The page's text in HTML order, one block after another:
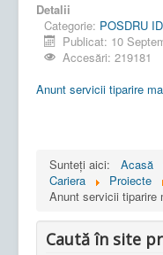
Detalii
Categorie: POSDRU
Publicat: 10
Accesări: 219181
Anunt servicii tiparire
Sunteți aici: Acasă
Cariera
Proiecte
Anunt servicii tiparire
Caută în site